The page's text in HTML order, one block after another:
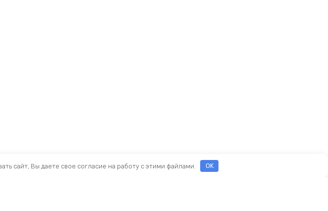
сайт, Вы даете свое согласие на работу с этими файлами. OK